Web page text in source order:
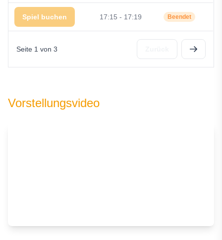
Spiel buchen 17:15 - 17:19 Beendet
Seite 1 von 3
Vorstellungsvideo